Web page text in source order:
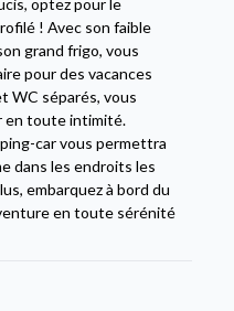
optez pour le
! Avec son faible
grand frigo, vous
pour des vacances
WC séparés, vous
en toute intimité.
car vous permettra
dans les endroits les
embarquez à bord du
en toute sérénité